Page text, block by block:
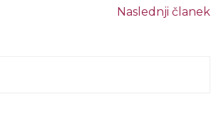
Naslednji članek